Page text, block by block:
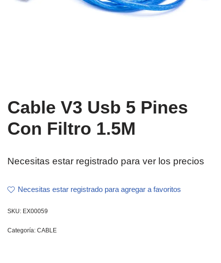
Cable V3 Usb 5 Pines
Con Filtro 1.5M
Necesitas estar registrado para ver los precios
Necesitas estar registrado para agregar a favoritos
SKU: EX00059
Categoría: CABLE